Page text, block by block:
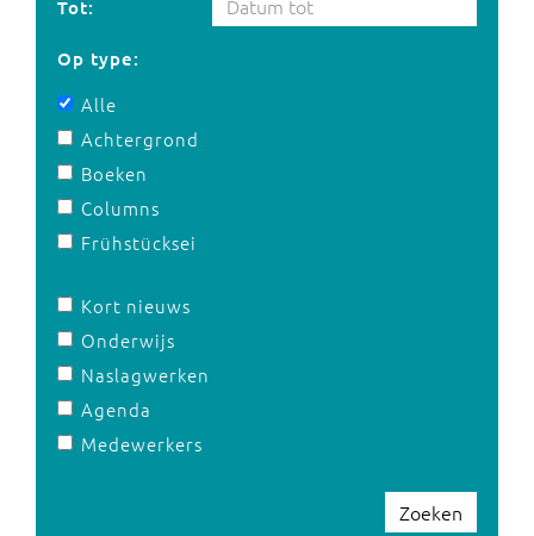
Tot:
Op type:
Alle
Achtergrond
Boeken
Columns
Frühstücksei
Kort nieuws
Onderwijs
Naslagwerken
Agenda
Medewerkers
Zoeken